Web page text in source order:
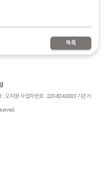
, 방문
있습니다.
목록
오지영 사업자번호 : 220-82-63003 기관기